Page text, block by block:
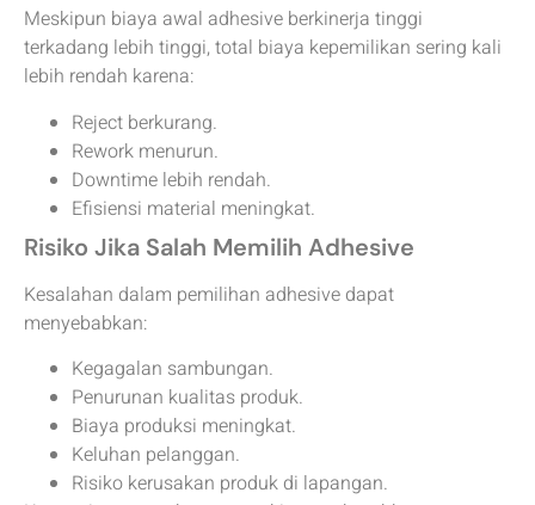
Meskipun biaya awal adhesive berkinerja tinggi
terkadang lebih tinggi, total biaya kepemilikan sering kali
lebih rendah karena:
Reject berkurang.
Rework menurun.
Downtime lebih rendah.
Efisiensi material meningkat.
Risiko Jika Salah Memilih Adhesive
Kesalahan dalam pemilihan adhesive dapat
menyebabkan:
Kegagalan sambungan.
Penurunan kualitas produk.
Biaya produksi meningkat.
Keluhan pelanggan.
Risiko kerusakan produk di lapangan.